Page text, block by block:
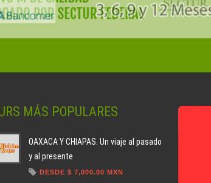
MÁS POPULARES
OAXACA Y CHIAPAS. Un viaje al pasado
y al presente
DESDE $ 7,000.00 MXN